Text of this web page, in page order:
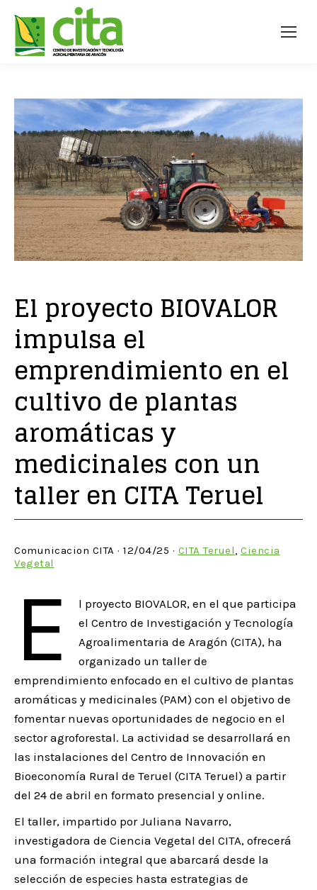
El proyecto BIOVALOR
impulsa el
emprendimiento en el
cultivo de plantas
aromáticas y
medicinales con un
taller en CITA Teruel
Comunicacion CITA · 12/04/25 · CITA Teruel, Ciencia
Vegetal
E
l proyecto BIOVALOR, en el que participa
el Centro de Investigación y Tecnología
Agroalimentaria de Aragón (CITA), ha
organizado un taller de
emprendimiento enfocado en el cultivo de plantas
aromáticas y medicinales (PAM) con el objetivo de
fomentar nuevas oportunidades de negocio en el
sector agroforestal. La actividad se desarrollará en
las instalaciones del Centro de Innovación en
Bioeconomía Rural de Teruel (CITA Teruel) a partir
del 24 de abril en formato presencial y online.
El taller, impartido por Juliana Navarro,
investigadora de Ciencia Vegetal del CITA, ofrecerá
una formación integral que abarcará desde la
selección de especies hasta estrategias de